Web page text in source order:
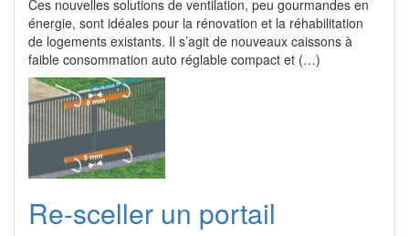
Ces nouvelles solutions de ventilation, peu gourmandes en
énergie, sont idéales pour la rénovation et la réhabilitation
de logements existants. Il s’agit de nouveaux caissons à
faible consommation auto réglable compact et (…)
Re-sceller un portail